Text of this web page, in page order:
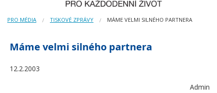
PRO MÉDIA TISKOVÉ ZPRÁVY MÁME VELMI SILNÉHO PARTNERA
Máme velmi silného partnera
12.2.2003
Admin